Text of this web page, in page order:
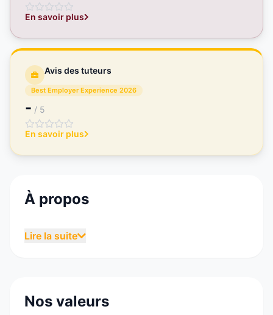
En savoir plus
Avis des tuteurs
Best Employer Experience 2026
- / 5
En savoir plus
À propos
Supérieure de Commerce fondée en 1965, qui
marketing digital, du management, de
Lire la suite
Nos valeurs